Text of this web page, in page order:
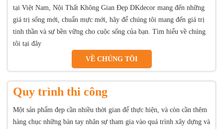
tại Việt Nam, Nội Thất Không Gian Đẹp DKdecor mang đến những
giá trị sống mới, chuẩn mực mới, hãy để chúng tôi mang đến giá trị
tinh thần và sự bền vững cho cuộc sống của bạn. Tìm hiểu về chúng
tôi tại đây
VỀ CHÚNG TÔI
Quy trình thi công
Một sản phẩm đẹp cần nhiều thời gian để thực hiện, và còn cần thêm
hàng chục những bàn tay nhân sự tham gia vào quá trình xây dựng và